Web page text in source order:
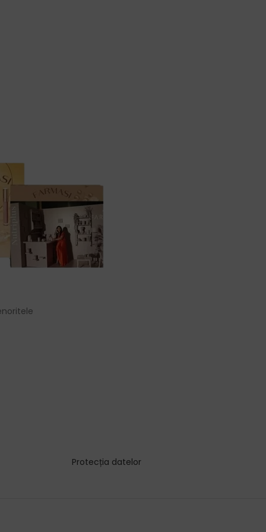
Protecția datelor